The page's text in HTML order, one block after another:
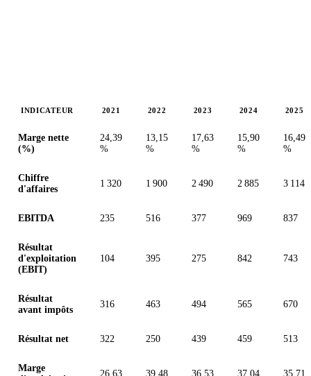
INDICATEUR 2021 2022 2023 2024 2025
Marge nette
(%)
24,39
%
13,15
%
17,63
%
15,90
%
16,49
%
Chiffre
d'affaires
1 320 1 900 2 490 2 885 3 114
EBITDA 235 516 377 969 837
Résultat
d'exploitation
(EBIT)
104 395 275 842 743
Résultat
avant impôts
316 463 494 565 670
Résultat net 322 250 439 459 513
Marge
26,63 39,48 36,53 37,04 35,71